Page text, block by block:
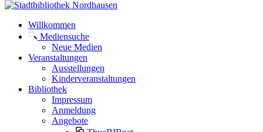
Willkommen
Mediensuche
Neue Medien
Veranstaltungen
Ausstellungen
Kinderveranstaltungen
Bibliothek
Impressum
Anmeldung
Angebote